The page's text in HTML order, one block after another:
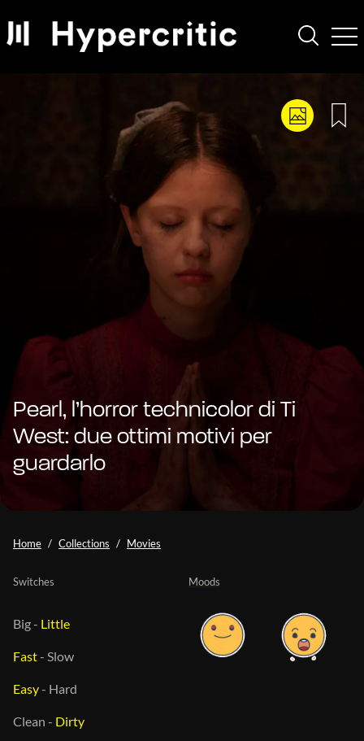
Pearl, l’horror technicolor di Ti
West: due ottimi motivi per
guardarlo
Home Collections Movies
Moods
Switches
Big- Little
Fast- Slow
Easy- Hard
Clean - Dirty